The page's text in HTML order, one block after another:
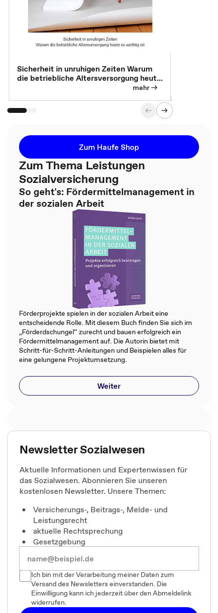
Sicherheit in unruhigen Zeiten Warum
die betriebliche Altersversorgung heute
mehr
Zum Haufe Shop
Zum Thema Leistungen
Sozialversicherung
So geht's: Fördermittelmanagement in
der sozialen Arbeit
Förderprojekte spielen in der sozialen Arbeit eine
entscheidende Rolle. Mit diesem Buch finden Sie sich im
„Förderdschungel“ zurecht und bauen erfolgreich ein
Fördermittelmanagement auf. Die Autorin bietet mit
Schritt-für-Schritt-Anleitungen und Beispielen alles für
eine gelungene Projektumsetzung.
Weiter
Newsletter Sozialwesen
Aktuelle Informationen und Expertenwissen für
das Sozialwesen. Abonnieren Sie unseren
kostenlosen Newsletter. Unsere Themen:
Versicherungs-, Beitrags-, Melde- und
Leistungsrecht
aktuelle Rechtsprechung
Gesetzgebung
Ich bin mit der Verarbeitung meiner Daten zum
Versand des Newsletters einverstanden. Die
Einwilligung kann ich jederzeit über den Abmeldelink
widerrufen.